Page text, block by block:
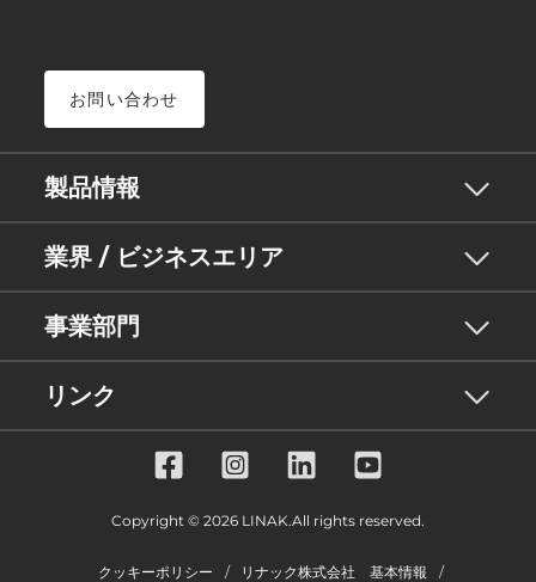
お問い合わせ
製品情報
業界 / ビジネスエリア
事業部門
リンク
Copyright © 2026 LINAK.All rights reserved.
クッキーポリシー
リナック株式会社 基本情報